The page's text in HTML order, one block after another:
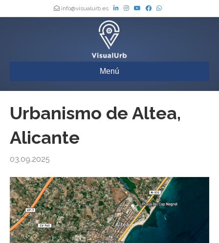
info@visualurb.es
Menú
Urbanismo de Altea,
Alicante
03.09.2025